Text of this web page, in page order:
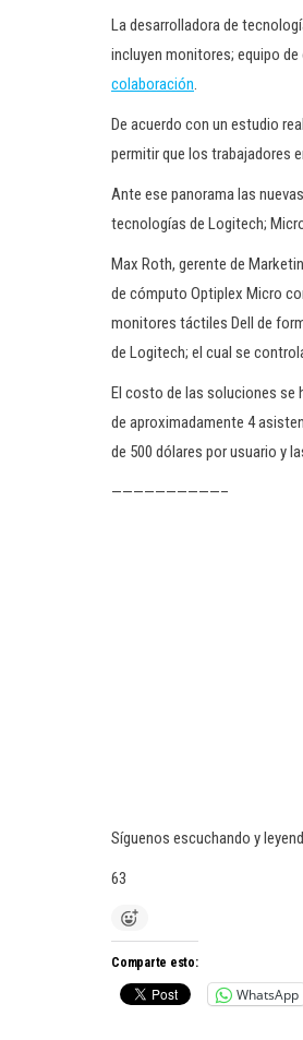
La desarrolladora de
incluyen monitores; equipo
colaboración.
De acuerdo con un estudio
permitir que los trabajadores
Ante ese panorama las
tecnologías de Logitech;
Max Roth, gerente de
de cómputo Optiplex Micro
monitores táctiles Dell de
de Logitech; el cual se
El costo de las soluciones se
de aproximadamente 4
de 500 dólares por usuario y
——————————–
Síguenos escuchando y
63
Comparte esto:
WhatsApp